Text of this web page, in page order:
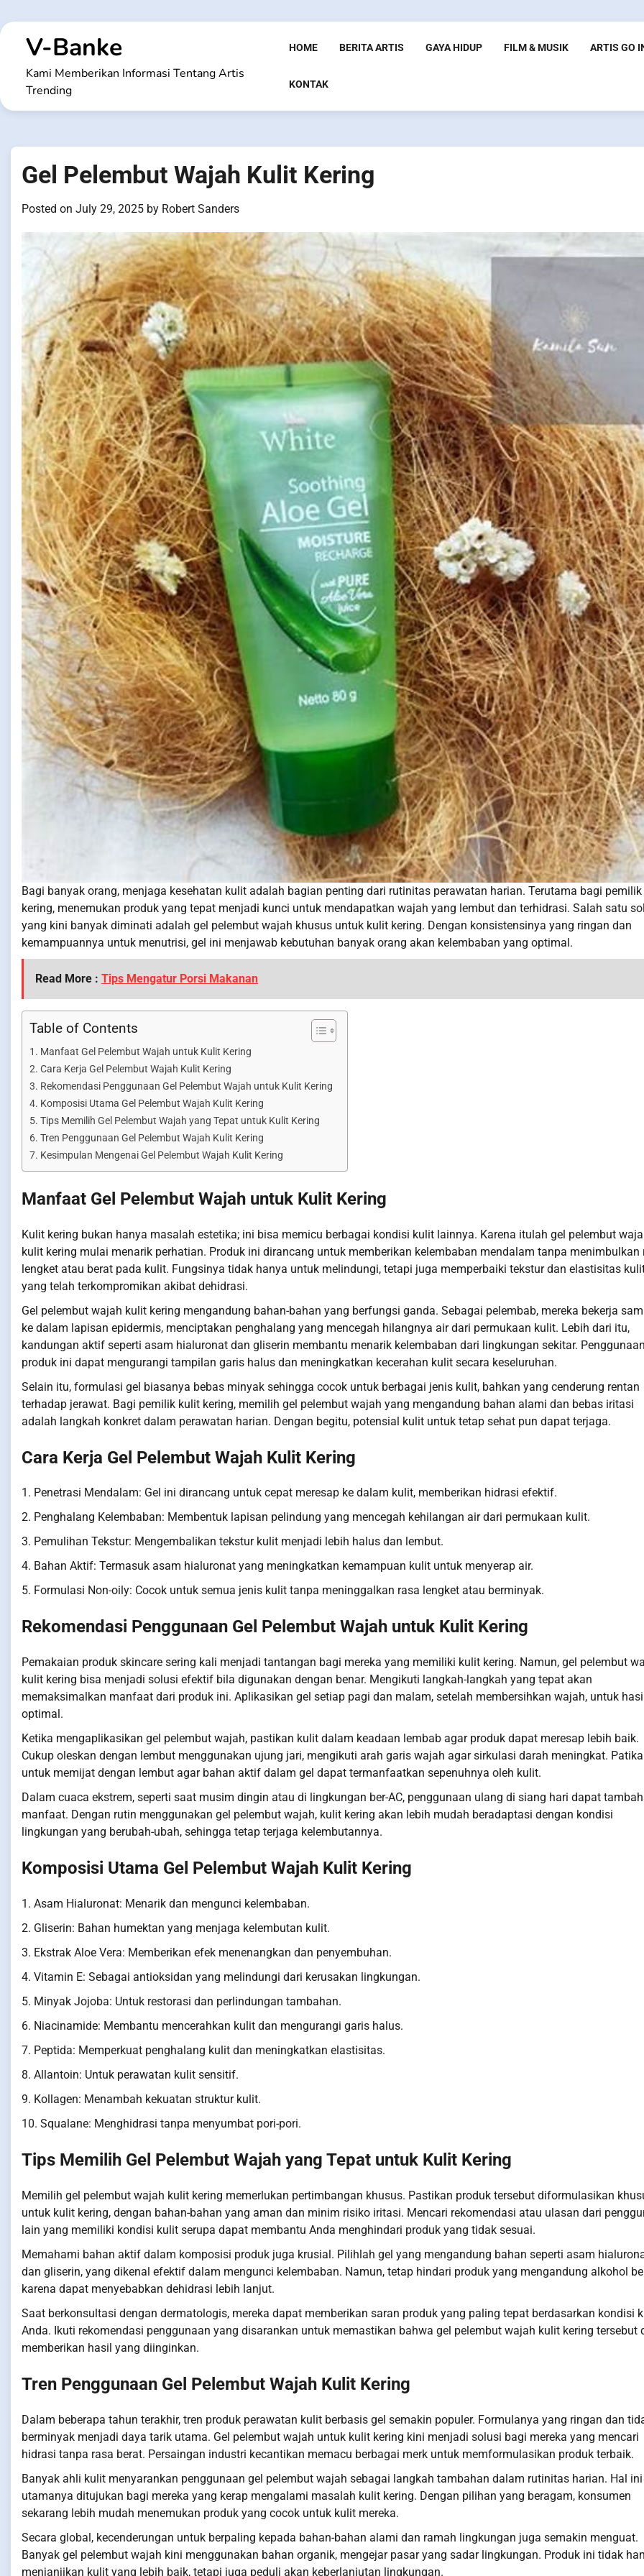
to
contentV-Banke
Kami Memberikan Informasi Tentang Artis
Trending
HOME BERITA ARTIS GAYA HIDUP FILM & MUSIK ARTIS GO
KONTAK
Gel Pelembut Wajah Kulit Kering
Posted on July 29, 2025 by Robert Sanders
Bagi banyak orang, menjaga kesehatan kulit adalah bagian penting dari rutinitas perawatan harian. Terutama bagi
kering, menemukan produk yang tepat menjadi kunci untuk mendapatkan wajah yang lembut dan terhidrasi. Salah satu
yang kini banyak diminati adalah gel pelembut wajah khusus untuk kulit kering. Dengan konsistensinya yang ringan dan
kemampuannya untuk menutrisi, gel ini menjawab kebutuhan banyak orang akan kelembaban yang optimal.
Read More : Tips Mengatur Porsi Makanan
Table of Contents
Manfaat Gel Pelembut Wajah untuk Kulit Kering
Cara Kerja Gel Pelembut Wajah Kulit Kering
Rekomendasi Penggunaan Gel Pelembut Wajah untuk Kulit Kering
Komposisi Utama Gel Pelembut Wajah Kulit Kering
Tips Memilih Gel Pelembut Wajah yang Tepat untuk Kulit Kering
Tren Penggunaan Gel Pelembut Wajah Kulit Kering
Kesimpulan Mengenai Gel Pelembut Wajah Kulit Kering
Manfaat Gel Pelembut Wajah untuk Kulit Kering
Kulit kering bukan hanya masalah estetika; ini bisa memicu berbagai kondisi kulit lainnya. Karena itulah gel pelembut
kulit kering mulai menarik perhatian. Produk ini dirancang untuk memberikan kelembaban mendalam tanpa menimbulkan
lengket atau berat pada kulit. Fungsinya tidak hanya untuk melindungi, tetapi juga memperbaiki tekstur dan elastisitas
yang telah terkompromikan akibat dehidrasi.
Gel pelembut wajah kulit kering mengandung bahan-bahan yang berfungsi ganda. Sebagai pelembab, mereka bekerja
ke dalam lapisan epidermis, menciptakan penghalang yang mencegah hilangnya air dari permukaan kulit. Lebih dari itu,
kandungan aktif seperti asam hialuronat dan gliserin membantu menarik kelembaban dari lingkungan sekitar.
produk ini dapat mengurangi tampilan garis halus dan meningkatkan kecerahan kulit secara keseluruhan.
Selain itu, formulasi gel biasanya bebas minyak sehingga cocok untuk berbagai jenis kulit, bahkan yang cenderung rentan
terhadap jerawat. Bagi pemilik kulit kering, memilih gel pelembut wajah yang mengandung bahan alami dan bebas iritasi
adalah langkah konkret dalam perawatan harian. Dengan begitu, potensial kulit untuk tetap sehat pun dapat terjaga.
Cara Kerja Gel Pelembut Wajah Kulit Kering
1. Penetrasi Mendalam: Gel ini dirancang untuk cepat meresap ke dalam kulit, memberikan hidrasi efektif.
2. Penghalang Kelembaban: Membentuk lapisan pelindung yang mencegah kehilangan air dari permukaan kulit.
3. Pemulihan Tekstur: Mengembalikan tekstur kulit menjadi lebih halus dan lembut.
4. Bahan Aktif: Termasuk asam hialuronat yang meningkatkan kemampuan kulit untuk menyerap air.
5. Formulasi Non-oily: Cocok untuk semua jenis kulit tanpa meninggalkan rasa lengket atau berminyak.
Rekomendasi Penggunaan Gel Pelembut Wajah untuk Kulit Kering
Pemakaian produk skincare sering kali menjadi tantangan bagi mereka yang memiliki kulit kering. Namun, gel pelembut
kulit kering bisa menjadi solusi efektif bila digunakan dengan benar. Mengikuti langkah-langkah yang tepat akan
memaksimalkan manfaat dari produk ini. Aplikasikan gel setiap pagi dan malam, setelah membersihkan wajah, untuk hasil
optimal.
Ketika mengaplikasikan gel pelembut wajah, pastikan kulit dalam keadaan lembab agar produk dapat meresap lebih baik.
Cukup oleskan dengan lembut menggunakan ujung jari, mengikuti arah garis wajah agar sirkulasi darah meningkat.
untuk memijat dengan lembut agar bahan aktif dalam gel dapat termanfaatkan sepenuhnya oleh kulit.
Dalam cuaca ekstrem, seperti saat musim dingin atau di lingkungan ber-AC, penggunaan ulang di siang hari dapat
manfaat. Dengan rutin menggunakan gel pelembut wajah, kulit kering akan lebih mudah beradaptasi dengan kondisi
lingkungan yang berubah-ubah, sehingga tetap terjaga kelembutannya.
Komposisi Utama Gel Pelembut Wajah Kulit Kering
1. Asam Hialuronat: Menarik dan mengunci kelembaban.
2. Gliserin: Bahan humektan yang menjaga kelembutan kulit.
3. Ekstrak Aloe Vera: Memberikan efek menenangkan dan penyembuhan.
4. Vitamin E: Sebagai antioksidan yang melindungi dari kerusakan lingkungan.
5. Minyak Jojoba: Untuk restorasi dan perlindungan tambahan.
6. Niacinamide: Membantu mencerahkan kulit dan mengurangi garis halus.
7. Peptida: Memperkuat penghalang kulit dan meningkatkan elastisitas.
8. Allantoin: Untuk perawatan kulit sensitif.
9. Kollagen: Menambah kekuatan struktur kulit.
10. Squalane: Menghidrasi tanpa menyumbat pori-pori.
Tips Memilih Gel Pelembut Wajah yang Tepat untuk Kulit Kering
Memilih gel pelembut wajah kulit kering memerlukan pertimbangan khusus. Pastikan produk tersebut diformulasikan
untuk kulit kering, dengan bahan-bahan yang aman dan minim risiko iritasi. Mencari rekomendasi atau ulasan dari
lain yang memiliki kondisi kulit serupa dapat membantu Anda menghindari produk yang tidak sesuai.
Memahami bahan aktif dalam komposisi produk juga krusial. Pilihlah gel yang mengandung bahan seperti asam
dan gliserin, yang dikenal efektif dalam mengunci kelembaban. Namun, tetap hindari produk yang mengandung alkohol
karena dapat menyebabkan dehidrasi lebih lanjut.
Saat berkonsultasi dengan dermatologis, mereka dapat memberikan saran produk yang paling tepat berdasarkan kondisi
Anda. Ikuti rekomendasi penggunaan yang disarankan untuk memastikan bahwa gel pelembut wajah kulit kering tersebut
memberikan hasil yang diinginkan.
Tren Penggunaan Gel Pelembut Wajah Kulit Kering
Dalam beberapa tahun terakhir, tren produk perawatan kulit berbasis gel semakin populer. Formulanya yang ringan dan
berminyak menjadi daya tarik utama. Gel pelembut wajah untuk kulit kering kini menjadi solusi bagi mereka yang mencari
hidrasi tanpa rasa berat. Persaingan industri kecantikan memacu berbagai merk untuk memformulasikan produk terbaik.
Banyak ahli kulit menyarankan penggunaan gel pelembut wajah sebagai langkah tambahan dalam rutinitas harian. Hal ini
utamanya ditujukan bagi mereka yang kerap mengalami masalah kulit kering. Dengan pilihan yang beragam, konsumen
sekarang lebih mudah menemukan produk yang cocok untuk kulit mereka.
Secara global, kecenderungan untuk berpaling kepada bahan-bahan alami dan ramah lingkungan juga semakin menguat.
Banyak gel pelembut wajah kini menggunakan bahan organik, mengejar pasar yang sadar lingkungan. Produk ini tidak
menjanjikan kulit yang lebih baik, tetapi juga peduli akan keberlanjutan lingkungan.